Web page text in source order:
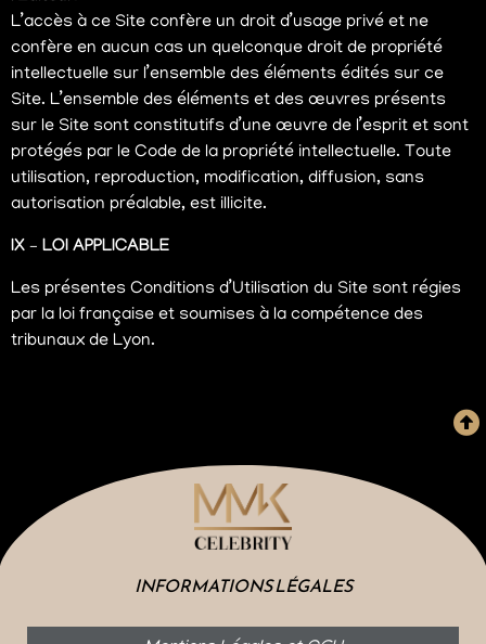
L’accès à ce Site confère un droit d’usage privé et ne
confère en aucun cas un quelconque droit de propriété
intellectuelle sur l’ensemble des éléments édités sur ce
Site. L’ensemble des éléments et des œuvres présents
sur le Site sont constitutifs d’une œuvre de l’esprit et sont
protégés par le Code de la propriété intellectuelle. Toute
utilisation, reproduction, modification, diffusion, sans
autorisation préalable, est illicite.
IX – LOI APPLICABLE
Les présentes Conditions d’Utilisation du Site sont régies
par la loi française et soumises à la compétence des
tribunaux de Lyon.
INFORMATIONS LÉGALES